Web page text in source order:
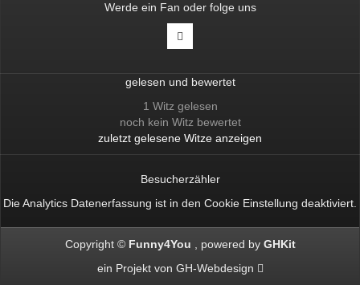
Werde ein Fan oder folge uns
gelesen und bewertet
1 Witz gelesen
noch kein Witz bewertet
zuletzt gelesene Witze anzeigen
Besucherzähler
Die Analytics Datenerfassung ist in den Cookie Einstellung deaktiviert.
Copyright © Funny4You powered by GHKit
ein Projekt von GH-Webdesign